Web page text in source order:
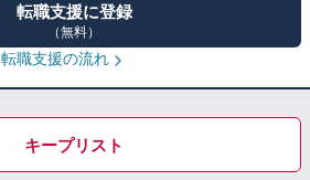
転職支援に登録
（無料）
転職支援の流れ
キープリスト